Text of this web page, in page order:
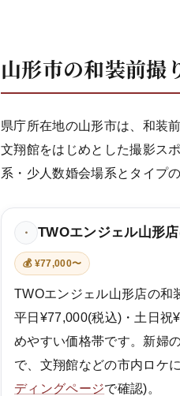
山形市の和装前撮
県庁所在地の山形市は、和装
文翔館をはじめとした撮影ス
系・少人数婚会場系とタイプ
・ TWOエンジェル山形
💰 ¥77,000〜
TWOエンジェル山形店の和
平日¥77,000(税込)・土日祝
めやすい価格帯です。新婦
で、文翔館などの市内ロケ
ディングページで確認)。